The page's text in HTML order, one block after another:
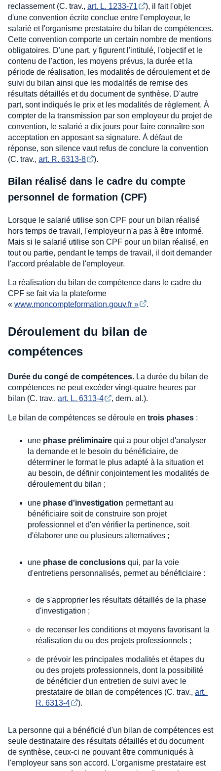
reclassement (C. trav., art. L. 1233-71
), il fait l'objet
d'une convention écrite conclue entre l'employeur, le
salarié et l'organisme prestataire du bilan de compétences.
Cette convention comporte un certain nombre de mentions
obligatoires. D'une part, y figurent l'intitulé, l'objectif et le
contenu de l'action, les moyens prévus, la durée et la
période de réalisation, les modalités de déroulement et de
suivi du bilan ainsi que les modalités de remise des
résultats détaillés et du document de synthèse. D'autre
part, sont indiqués le prix et les modalités de règlement. À
compter de la transmission par son employeur du projet de
convention, le salarié a dix jours pour faire connaître son
acceptation en apposant sa signature. À défaut de
réponse, son silence vaut refus de conclure la convention
(C. trav., art. R. 6313-8 ).
Bilan réalisé dans le cadre du compte
personnel de formation (CPF)
Lorsque le salarié utilise son CPF pour un bilan réalisé
hors temps de travail, l'employeur n'a pas à être informé.
Mais si le salarié utilise son CPF pour un bilan réalisé, en
tout ou partie, pendant le temps de travail, il doit demander
l'accord préalable de l'employeur.
La réalisation du bilan de compétence dans le cadre du
CPF se fait via la plateforme
« www.moncompteformation.gouv.fr » .
Déroulement du bilan de
compétences
Durée du congé de compétences. La durée du bilan de
compétences ne peut excéder vingt-quatre heures par
bilan (C. trav., art. L. 6313-4 , dern. al.).
Le bilan de compétences se déroule en trois phases :
une phase préliminaire qui a pour objet d'analyser
la demande et le besoin du bénéficiaire, de
déterminer le format le plus adapté à la situation et
au besoin, de définir conjointement les modalités de
déroulement du bilan ;
une phase d'investigation permettant au
bénéficiaire soit de construire son projet
professionnel et d'en vérifier la pertinence, soit
d'élaborer une ou plusieurs alternatives ;
une phase de conclusions qui, par la voie
d'entretiens personnalisés, permet au bénéficiaire :
de s'approprier les résultats détaillés de la phase
d'investigation ;
de recenser les conditions et moyens favorisant la
réalisation du ou des projets professionnels ;
de prévoir les principales modalités et étapes du
ou des projets professionnels, dont la possibilité
de bénéficier d'un entretien de suivi avec le
prestataire de bilan de compétences (C. trav., art.
R. 6313-4
).
La personne qui a bénéficié d'un bilan de compétences est
seule destinataire des résultats détaillés et du document
de synthèse, ceux-ci ne pouvant être communiqués à
l'employeur sans son accord. L'organisme prestataire est